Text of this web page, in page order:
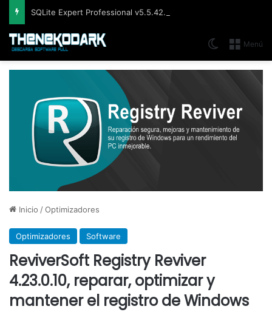
Menú
Switch skin
Inicio /Optimizadores
Optimizadores Software
ReviverSoft Registry Reviver
4.23.0.10, reparar, optimizar y
mantener el registro de Windows